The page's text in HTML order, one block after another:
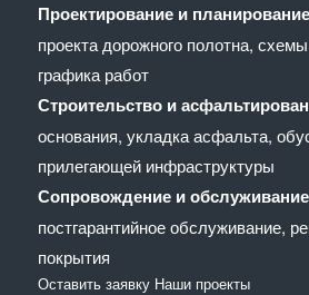
Проектирование и планирование
проекта дорожного полотна,
графика работ
Строительство и
основания, укладка асфальта,
прилегающей инфраструктуры
Сопровождение и обслуживание
постгарантийное обслуживание,
покрытия
Оставить заявку Наши проекты